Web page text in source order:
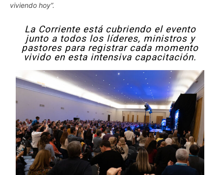
viviendo hoy”.
La Corriente está cubriendo el evento
junto a todos los líderes, ministros y
pastores para registrar cada momento
vivido en esta intensiva capacitación.